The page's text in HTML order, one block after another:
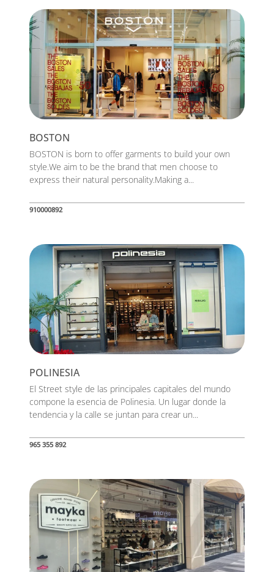
BOSTON
BOSTON is born to offer garments to build your own
style.We aim to be the brand that men choose to
express their natural personality.Making a...
910000892
POLINESIA
El Street style de las principales capitales del mundo
compone la esencia de Polinesia. Un lugar donde la
tendencia y la calle se juntan para crear un...
965 355 892